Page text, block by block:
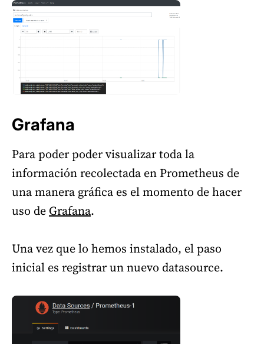
Grafana
Para poder poder visualizar toda la
información recolectada en Prometheus de
una manera gráfica es el momento de hacer
uso de Grafana.
Una vez que lo hemos instalado, el paso
inicial es registrar un nuevo datasource.